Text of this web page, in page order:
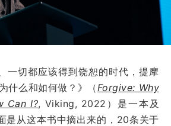
一切都应该得到饶恕的时代，提摩
什么和如何做？》（ Forgive: Why
Can I?, Viking, 2022）是一本及
是从这本书中摘出来的，20条关于